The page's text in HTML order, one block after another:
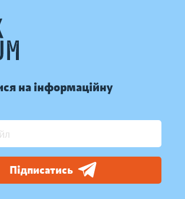
на інформаційну
Підписатись